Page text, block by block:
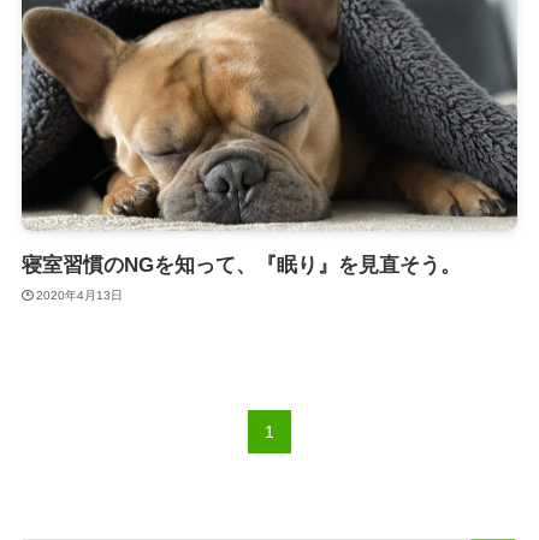
寝室習慣のNGを知って、『眠り』を見直そう。
2020年4月13日
1